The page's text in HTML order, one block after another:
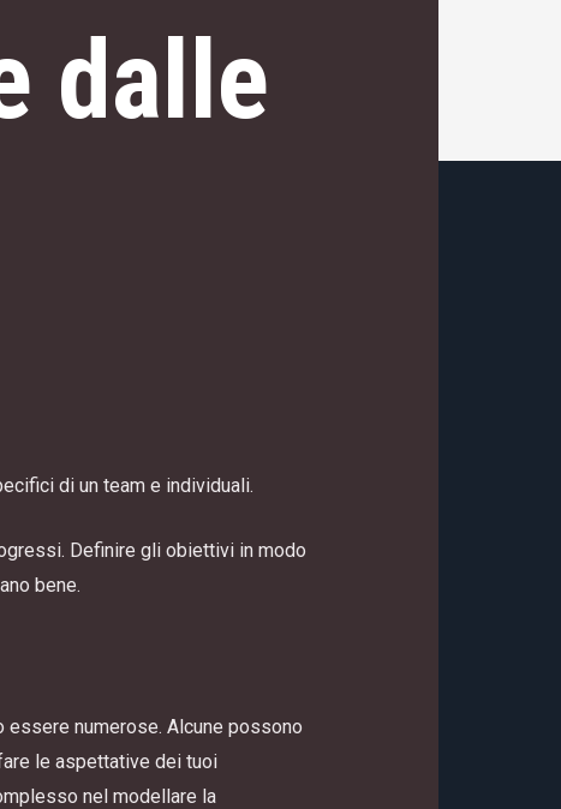
dalle
di un team e individuali.
Definire gli obiettivi in modo
bene.
essere numerose. Alcune possono
le aspettative dei tuoi
nel modellare la